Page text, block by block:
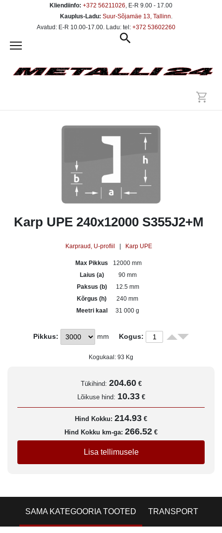
Kliendiinfo: +372 56211026, E-R 9.00 - 17.00
Kauplus-Ladu: Suur-Sõjamäe 13, Tallinn.
Avatud: E-R 10.00-17.00. Ladu: tel: +372 53602260
Karp UPE 240x12000 S355J2+M
Karpraud, U-profiil Karp UPE
Max Pikkus
12000 mm
Laius (a)
90 mm
Paksus (b)
12.5 mm
Kõrgus (h)
240 mm
Meetri kaal
31 000 g
Pikkus: mm Kogus:
Kogukaal: 93 Kg
Tükihind: 204.60 €
Lõikuse hind: 10.33 €
Hind Kokku: 214.93 €
Hind Kokku km-ga: 266.52 €
Lisa tellimusele
SAMA KATEGOORIA TOOTED TRANSPORT